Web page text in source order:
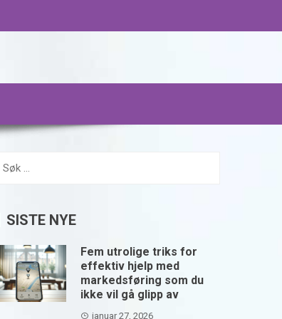
etter:
SISTE NYE
Fem utrolige triks for
effektiv hjelp med
markedsføring som du
ikke vil gå glipp av
januar 27, 2026